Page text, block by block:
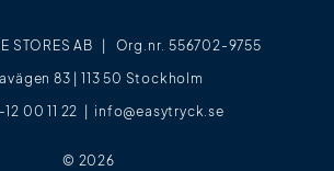
STORES AB | Org.nr. 556702-9755
83 | 113 50 Stockholm
00 11 22 | info@easytryck.se
© 2026